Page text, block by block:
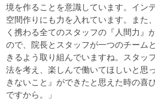
境を作ることを意識しています。イン
空間作りにも力を入れています。また
く携わる全てのスタッフの『人間力』
ので、院長とスタッフが一つのチーム
きるよう取り組んでいますね。スタッ
法を考え、楽しんで働いてほしいと思
きないこと』ができたと思えた時の喜
ですから。」